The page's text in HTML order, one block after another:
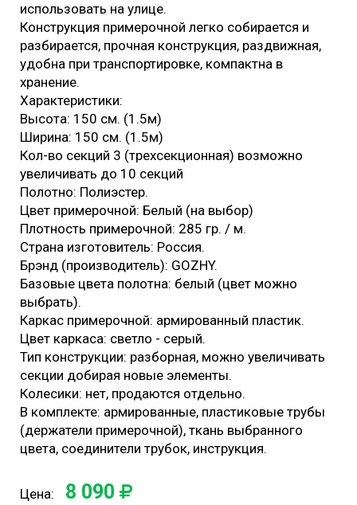
использовать на улице.
Конструкция примерочной легко собирается и
разбирается, прочная конструкция, раздвижная,
удобна при транспортировке, компактна в
хранение.
Характеристики:
Высота: 150 см. (1.5м)
Ширина: 150 см. (1.5м)
Кол-во секций 3 (трехсекционная) возможно
увеличивать до 10 секций
Полотно: Полиэстер.
Цвет примерочной: Белый (на выбор)
Плотность примерочной: 285 гр. / м.
Страна изготовитель: Россия.
Брэнд (производитель): GOZHY.
Базовые цвета полотна: белый (цвет можно
выбрать).
Каркас примерочной: армированный пластик.
Цвет каркаса: светло - серый.
Тип конструкции: разборная, можно увеличивать
секции добирая новые элементы.
Колесики: нет, продаются отдельно.
В комплекте: армированные, пластиковые трубы
(держатели примерочной), ткань выбранного
цвета, соединители трубок, инструкция.
Цена: 8 090